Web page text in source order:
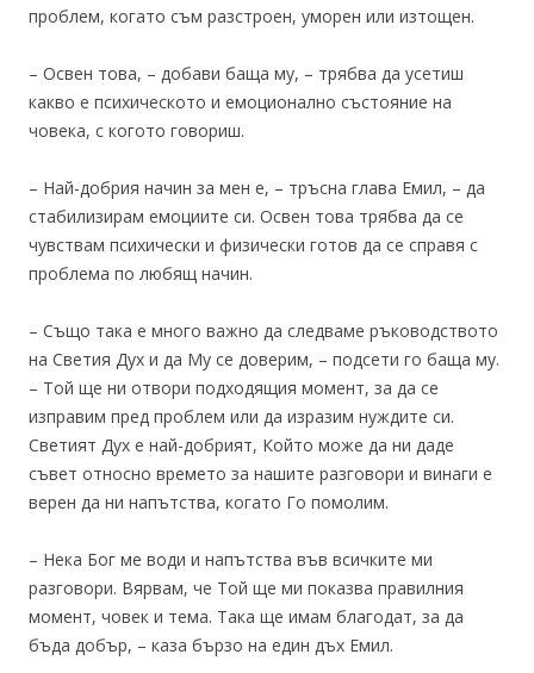
проблем, когато съм разстроен, уморен или изтощен.
– Освен това, – добави баща му, – трябва да усетиш
какво е психическото и емоционално състояние на
човека, с когото говориш.
– Най-добрия начин за мен е, – тръсна глава Емил, – да
стабилизирам емоциите си. Освен това трябва да се
чувствам психически и физически готов да се справя с
проблема по любящ начин.
– Също така е много важно да следваме ръководството
на Светия Дух и да Му се доверим, – подсети го баща му.
– Той ще ни отвори подходящия момент, за да се
изправим пред проблем или да изразим нуждите си.
Светият Дух е най-добрият, Който може да ни даде
съвет относно времето за нашите разговори и винаги е
верен да ни напътства, когато Го помолим.
– Нека Бог ме води и напътства във всичките ми
разговори. Вярвам, че Той ще ми показва правилния
момент, човек и тема. Така ще имам благодат, за да
бъда добър, – каза бързо на един дъх Емил.